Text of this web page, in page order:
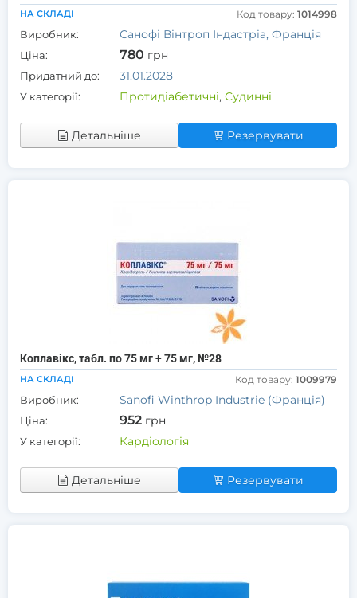
НА СКЛАДІ Код товару: 1014998
Виробник: Санофі Вінтроп Індастріа, Франція
Ціна: 780 грн
Придатний до: 31.01.2028
У категорії: Протидіабетичні, Судинні
Детальніше Резервувати
Коплавікс, табл. по 75 мг + 75 мг, №28
НА СКЛАДІ Код товару: 1009979
Виробник: Sanofi Winthrop Industrie (Франція)
Ціна: 952 грн
У категорії: Кардіологія
Детальніше Резервувати